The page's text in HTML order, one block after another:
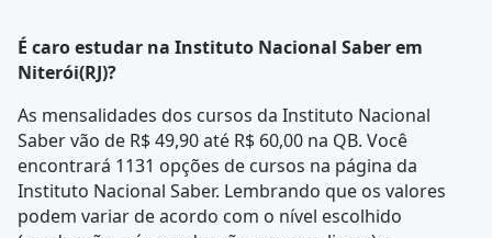
É caro estudar na Instituto Nacional Saber em
Niterói(RJ)?
As mensalidades dos cursos da Instituto Nacional
Saber vão de R$ 49,90 até R$ 60,00 na QB. Você
encontrará 1131 opções de cursos na página da
Instituto Nacional Saber. Lembrando que os valores
podem variar de acordo com o nível escolhido